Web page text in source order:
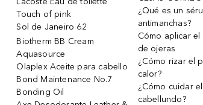
Touch of pink
Sol de Janeiro 62
Biotherm BB Cream
Aquasource
Olaplex Aceite para cabello
Bond Maintenance No.7
Bonding Oil
¿Qué es un
antimanchas?
Cómo aplicar
de ojeras
¿Cómo rizar el
calor?
¿Cómo cuidar
cabellundo?